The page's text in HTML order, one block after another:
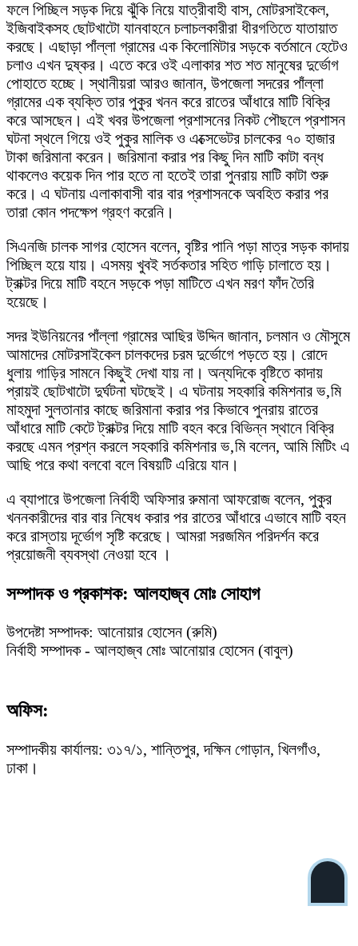
ফলে পিচ্ছিল সড়ক দিয়ে ঝুঁকি নিয়ে যাত্রীবাহী বাস, মোটরসাইকেল,
ইজিবাইকসহ ছোটখাটো যানবাহনে চলাচলকারীরা ধীরগতিতে যাতায়াত
করছে। এছাড়া পাঁল্লা গ্রামের এক কিলোমিটার সড়কে বর্তমানে হেটেও
চলাও এখন দুষ্কর। এতে করে ওই এলাকার শত শত মানুষের দুর্ভোগ
পোহাতে হচ্ছে। স্থানীয়রা আরও জানান, উপজেলা সদরের পাঁল্লা
গ্রামের এক ব্যক্তি তার পুকুর খনন করে রাতের আঁধারে মাটি বিক্রি
করে আসছেন। এই খবর উপজেলা প্রশাসনের নিকট পৌছলে প্রশাসন
ঘটনা স্থলে গিয়ে ওই পুকুর মালিক ও এক্সেভেটর চালকের ৭০ হাজার
টাকা জরিমানা করেন। জরিমানা করার পর কিছু দিন মাটি কাটা বন্ধ
থাকলেও কয়েক দিন পার হতে না হতেই তারা পুনরায় মাটি কাটা শুরু
করে। এ ঘটনায় এলাকাবাসী বার বার প্রশাসনকে অবহিত করার পর
তারা কোন পদক্ষেপ গ্রহণ করেনি।
সিএনজি চালক সাগর হোসেন বলেন, বৃষ্টির পানি পড়া মাত্র সড়ক কাদায়
পিচ্ছিল হয়ে যায়। এসময় খুবই সর্তকতার সহিত গাড়ি চালাতে হয়।
ট্রাক্টর দিয়ে মাটি বহনে সড়কে পড়া মাটিতে এখন মরণ ফাঁদ তৈরি
হয়েছে।
সদর ইউনিয়নের পাঁল্লা গ্রামের আছির উদ্দিন জানান, চলমান ও মৌসুমে
আমাদের মোটরসাইকেল চালকদের চরম দুর্ভোগে পড়তে হয়। রোদে
ধুলায় গাড়ির সামনে কিছুই দেখা যায় না। অন্যদিকে বৃষ্টিতে কাদায়
প্রায়ই ছোটখাটো দুর্ঘটনা ঘটছেই। এ ঘটনায় সহকারি কমিশনার ভ‚মি
মাহমুদা সুলতানার কাছে জরিমানা করার পর কিভাবে পুনরায় রাতের
আঁধারে মাটি কেটে ট্রাক্টর দিয়ে মাটি বহন করে বিভিন্ন স্থানে বিক্রি
করছে এমন প্রশ্ন করলে সহকারি কমিশনার ভ‚মি বলেন, আমি মিটিং এ
আছি পরে কথা বলবো বলে বিষয়টি এরিয়ে যান।
এ ব্যাপারে উপজেলা নির্বাহী অফিসার রুমানা আফরোজ বলেন, পুকুর
খননকারীদের বার বার নিষেধ করার পর রাতের আঁধারে এভাবে মাটি বহন
করে রাস্তায় দূর্ভোগ সৃষ্টি করেছে। আমরা সরজমিন পরিদর্শন করে
প্রয়োজনী ব্যবস্থা নেওয়া হবে ।
সম্পাদক ও প্রকাশক: আলহাজ্ব মোঃ সোহাগ
উপদেষ্টা সম্পাদক: আনোয়ার হোসেন (রুমি)
নির্বাহী সম্পাদক - আলহাজ্ব মোঃ আনোয়ার হোসেন (বাবুল)
অফিস:
সম্পাদকীয় কার্যালয়: ৩১৭/১, শান্তিপুর, দক্ষিন গোড়ান, খিলগাঁও,
ঢাকা।